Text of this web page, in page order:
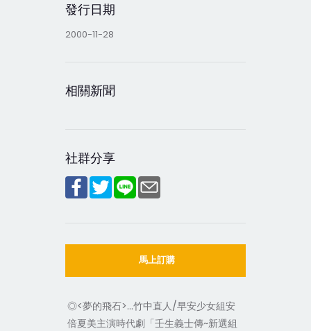
發行日期
2000-11-28
相關新聞
社群分享
馬上訂購
◎<夢的飛石>…竹中直人/早安少女組安
倍夏美主演時代劇「壬生義士傳~新選組